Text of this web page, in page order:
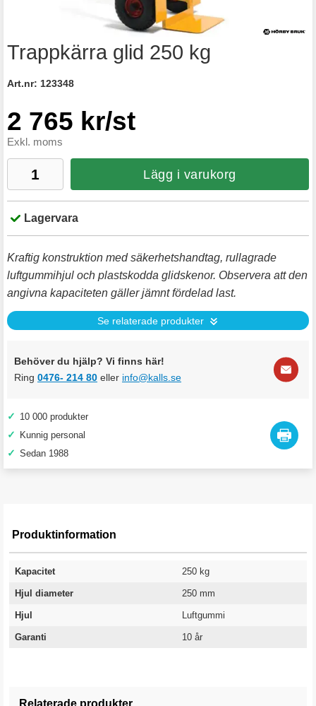
Trappkärra glid 250 kg
Art.nr: 123348
2 765 kr/st
Exkl. moms
Lägg i varukorg
Lagervara
Kraftig konstruktion med säkerhetshandtag, rullagrade
luftgummihjul och plastskodda glidskenor. Observera att den
angivna kapaciteten gäller jämnt fördelad last.
Se relaterade produkter
Behöver du hjälp? Vi finns här!
Ring 0476- 214 80 eller info@kalls.se
✓ 10 000 produkter
✓ Kunnig personal
✓ Sedan 1988
Produktinformation
Kapacitet 250 kg
Hjul diameter 250 mm
Hjul Luftgummi
Garanti 10 år
Relaterade produkter